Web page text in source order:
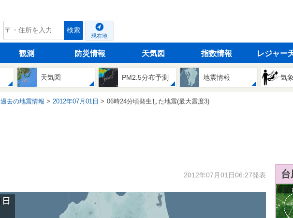
tenki.jp 検索
現在地
観測 防災情報 天気図 指数情報 レジャー
天気図 PM2.5分布予測 地震情報 気
過去の地震情報 2012年07月01日 06時24分頃発生した地震(最大震度3)
2012年07月01日06:27発表